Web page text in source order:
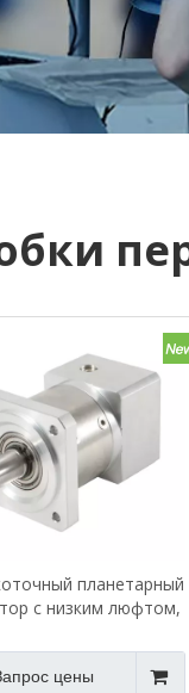
планетарный
с низким люфтом,
редуктор для
серводвигателя
цены